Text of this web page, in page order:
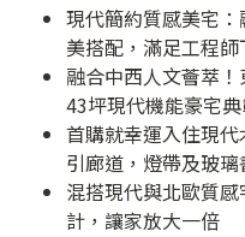
現代簡約質感美宅
美搭配，滿足工程
融合中西人文薈萃
43坪現代機能豪宅
首購就幸運入住現
引廊道，燈帶及玻
混搭現代與北歐質
計，讓家放大一倍